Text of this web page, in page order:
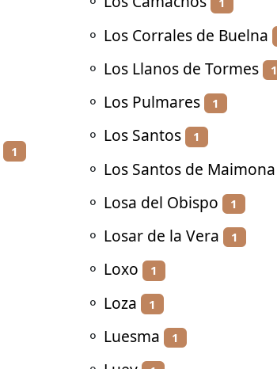
1
⚬ Los Corrales de Buelna
⚬ Los Llanos de Tormes 1
⚬ Los Pulmares 1
⚬ Los Santos 1
⚬ Los Santos de Maimona
⚬ Losa del Obispo 1
⚬ Losar de la Vera 1
⚬ Loxo 1
⚬ Loza 1
⚬ Luesma 1